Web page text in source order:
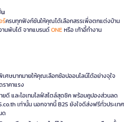
ร์ครบทุกฟังก์ชันให้คุณได้เลือกสรรเพื่อตกแต่งบ้าน
านพับได้ จากแบรนด์ONEหรือ เก้าอี้ทำงาน
เศษมากมายให้คุณเลือกช้อปออนไลน์ได้อย่างจุใจ
าคาแรง
ยดี และไอเทมไลฟ์สไตล์สุดชิค พร้อมคูปองส่วนลด
เท่านั้น นอกจากนี้ B2S ยังใจดีส่งฟรีทั่วประเทศ
ด